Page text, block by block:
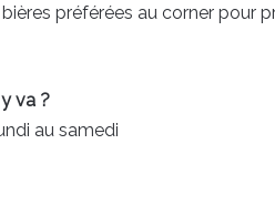
préférées au corner pour
va ?
au samedi